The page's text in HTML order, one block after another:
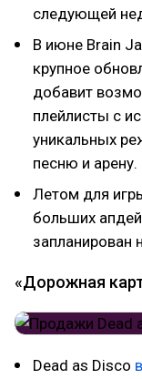
следующей
В июне Brain
крупное
добавит
плейлисты с
уникальных
песню и арену.
Летом для
больших
запланирован
«Дорожная
Dead as Disco